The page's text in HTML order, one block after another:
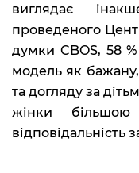
виглядає
проведеного
думки CBOS, 58
модель як
та догляду за
жінки
відповідальність